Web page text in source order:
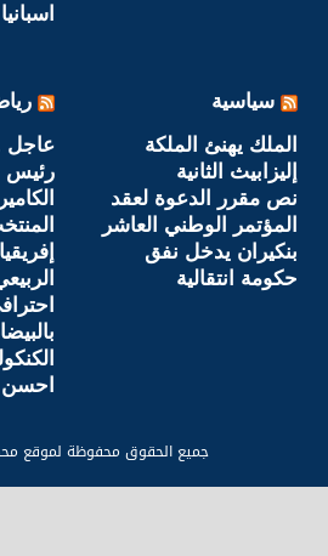
سياسية
الملك يهنئ الملكة
إليزابيث الثانية
نص مقرر الدعوة لعقد
المؤتمر الوطني العاشر
بنكيران يدخل نفق
حكومة انتقالية
عاجل
رئيس
إفريقيا 2017
احسن
جميع الحقوق محفوظة لموقع محطة 24 ©